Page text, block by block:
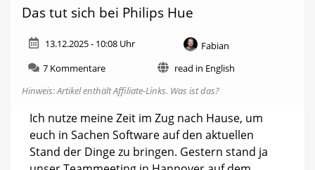
Das tut sich bei Philips Hue
13.12.2025 - 10:08 Uhr
Fabian
7 Kommentarezu
Firmware
die
Hue
Bridge
und
read in English
Hinweis: Artikel enthält Affiliate-Links. Was ist das?
Ich nutze meine Zeit im Zug nach Hause, um
euch in Sachen Software auf den aktuellen
Stand der Dinge zu bringen. Gestern stand ja